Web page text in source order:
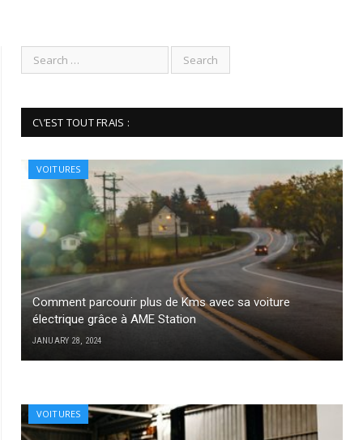
C\’EST TOUT FRAIS :
VOITURES
Comment parcourir plus de Kms avec sa voiture
électrique grâce à AME Station
JANUARY 28, 2024
VOITURES